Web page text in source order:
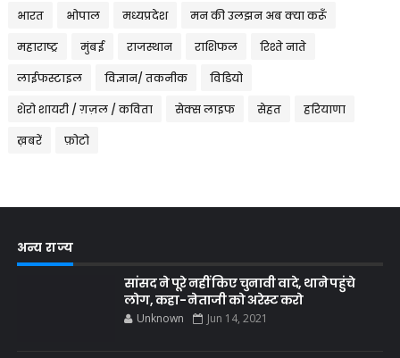
भारत भोपाल मध्यप्रदेश मन की उलझन अब क्या करूँ
महाराष्ट्र मुंबई राजस्थान राशिफल रिश्ते नाते
लाईफस्टाइल विज्ञान/ तकनीक विडियो
शेरो शायरी / ग़ज़ल / कविता सेक्स लाइफ सेहत हरियाणा
ख़बरें फ़ोटो
अन्य राज्य
सांसद ने पूरे नहीं किए चुनावी वादे, थाने पहुंचे
लोग, कहा- नेताजी को अरेस्ट करो
Unknown Jun 14, 2021